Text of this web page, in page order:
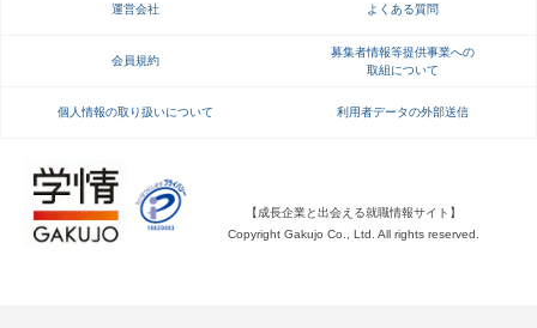
就活ニュースペーパー よくある質問
不明点があればこちら
運営会社 よくある質問
会員規約
募集者情報等提供事業への
取組について
個人情報の取り扱いについて 利用者データの外部送信
【成長企業と出会える就職情報サイト】
Copyright Gakujo Co., Ltd. All rights reserved.